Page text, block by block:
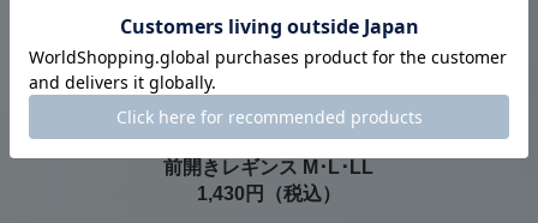
BODY-X 遮熱
前開きレギンス M･L･LL
1,430円（税込）